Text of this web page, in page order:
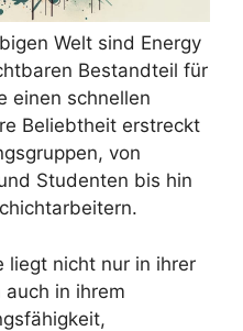
Welt sind Energy
Bestandteil für
einen schnellen
Beliebtheit erstreckt
von
Studenten bis hin
liegt nicht nur in ihrer
in ihrem